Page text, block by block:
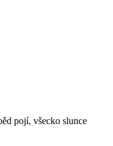
pojí, všecko slunce